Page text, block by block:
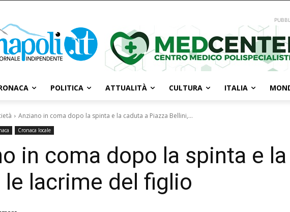
POLITICA ATTUALITÀ CULTURA ITALIA
Anziano in coma dopo la spinta e la caduta a Piazza Bellini,...
Cronaca locale
in coma dopo la spinta e
le lacrime del figlio